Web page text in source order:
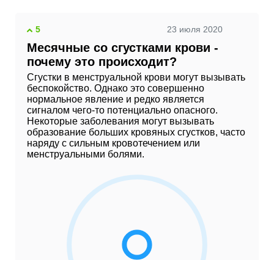
5 23 июля 2020
Месячные со сгустками крови -
почему это происходит?
Сгустки в менструальной крови могут вызывать
беспокойство. Однако это совершенно
нормальное явление и редко является
сигналом чего-то потенциально опасного.
Некоторые заболевания могут вызывать
образование больших кровяных сгустков, часто
наряду с сильным кровотечением или
менструальными болями.